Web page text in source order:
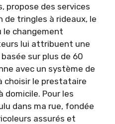
propose des services
de tringles à rideaux, le
le changement
lui attribuent une
sur plus de 60
avec un système de
choisir le prestataire
domicile. Pour les
dans ma rue, fondée
assurés et